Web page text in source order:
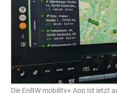
Die EnBW mobility+ App ist jetzt